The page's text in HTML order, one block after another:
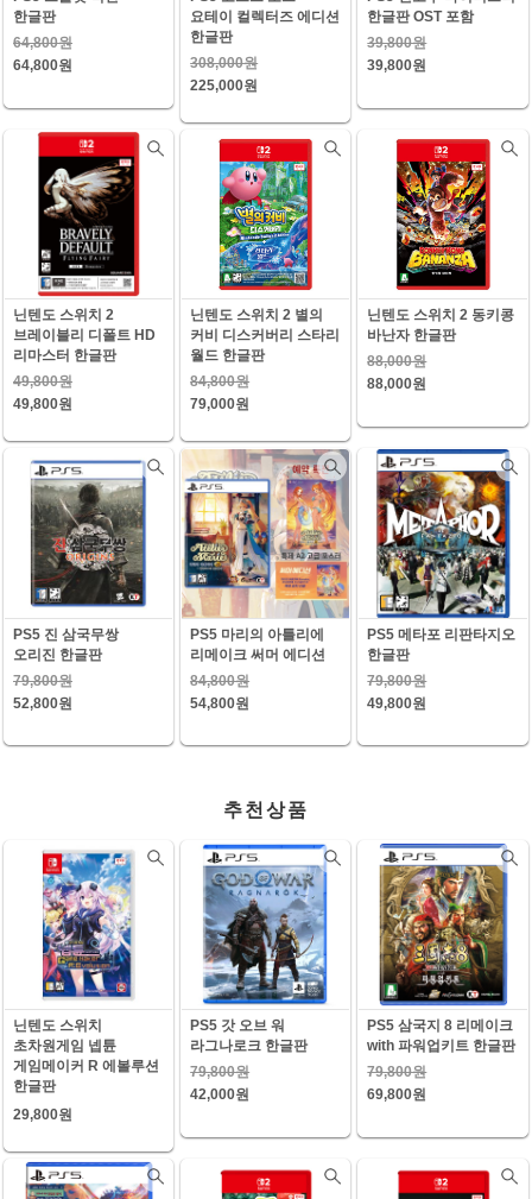
한글판
64,800원
64,800원
요테이 컬렉터즈 에디션
한글판
308,000원
225,000원
한글판 OST 포함
39,800원
39,800원
닌텐도 스위치 2
브레이블리 디폴트 HD
리마스터 한글판
49,800원
49,800원
닌텐도 스위치 2 별의
커비 디스커버리 스타리
월드 한글판
84,800원
79,000원
닌텐도 스위치 2 동키콩
바난자 한글판
88,000원
88,000원
PS5 진 삼국무쌍
오리진 한글판
79,800원
52,800원
PS5 마리의 아틀리에
리메이크 써머 에디션
84,800원
54,800원
PS5 메타포 리판타지오
한글판
79,800원
49,800원
추천상품
닌텐도 스위치
초차원게임 넵튠
게임메이커 R 에볼루션
한글판
29,800원
PS5 갓 오브 워
라그나로크 한글판
79,800원
42,000원
PS5 삼국지 8 리메이크
with 파워업키트 한글판
79,800원
69,800원